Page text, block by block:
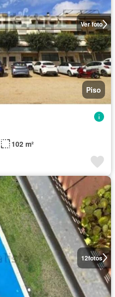
Ver foto
Piso
102 m²
12fotos